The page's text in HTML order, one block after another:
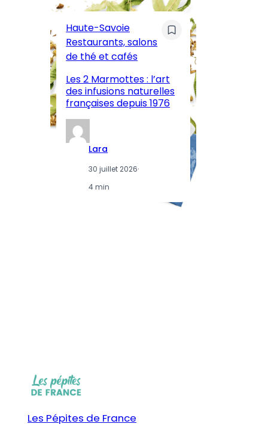
Haute-Savoie
Restaurants, salons
de thé et cafés
Les 2 Marmottes : l’art
des infusions naturelles
françaises depuis 1976
Lara
30 juillet 2026·
4 min
Les Pépites de France